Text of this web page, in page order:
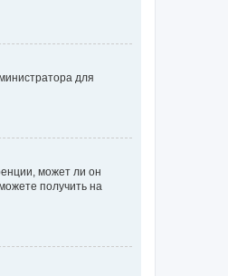
для
может ли он
получить на